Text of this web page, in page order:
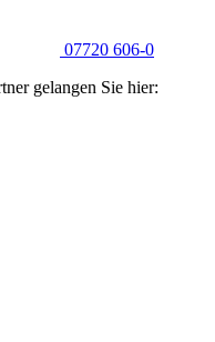
07720 606-0
gelangen Sie hier: